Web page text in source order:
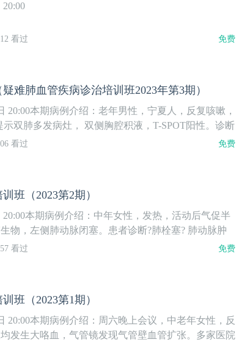
看过 免费
难肺血管疾病诊治培训班2023年第3期）
20:00本期病例介绍：老年男性，宁夏人，反复咳嗽，
双肺多发病灶， 双侧胸腔积液，T-SPOT阳性。诊断
效果不理想。本期大咖与您一起分享胸腔积液病因！
看过 免费
班（2023第2期）
20:00本期病例介绍：中年女性，发热，活动后气促半
物，左侧肺动脉闭塞。患者诊断?肺栓塞? 肺动脉肿
与您一起讨论！
看过 免费
班（2023第1期）
20:00本期病例介绍：周六晚上会议，中老年女性，反
发生大咯血，气管镜发现气管壁血管扩张。多家医院